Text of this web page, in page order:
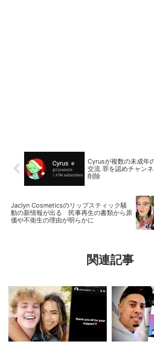
Cyrusが複数の未成年
交流 罪を認めチャン
削除
Jaclyn Cosmeticsのリップスティック騒
動の新情報が出る 民事再生の書類から原
価や不衛生の理由が明らかに
関連記事